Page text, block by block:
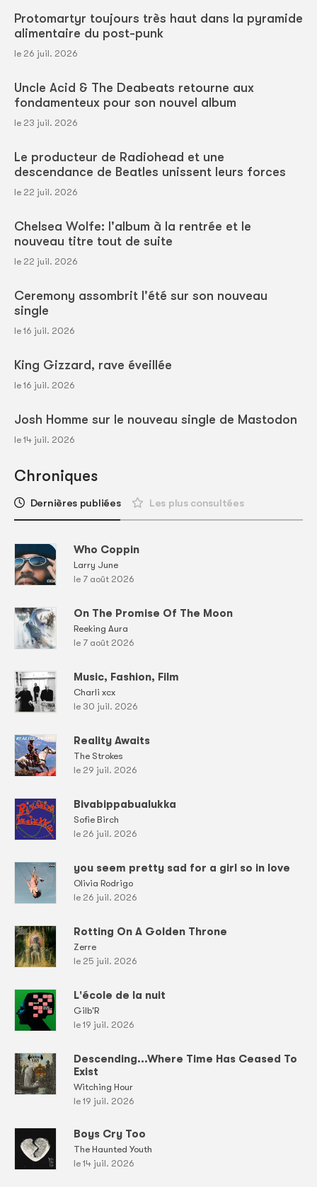
Protomartyr toujours très haut dans la pyramide
alimentaire du post-punk
le 26 juil. 2026
Uncle Acid & The Deabeats retourne aux
fondamenteux pour son nouvel album
le 23 juil. 2026
Le producteur de Radiohead et une
descendance de Beatles unissent leurs forces
le 22 juil. 2026
Chelsea Wolfe: l'album à la rentrée et le
nouveau titre tout de suite
le 22 juil. 2026
Ceremony assombrit l'été sur son nouveau
single
le 16 juil. 2026
King Gizzard, rave éveillée
le 16 juil. 2026
Josh Homme sur le nouveau single de Mastodon
le 14 juil. 2026
Chroniques
Dernières publiées Les plus consultées
Who Coppin
Larry June
le 7 août 2026
On The Promise Of The Moon
Reeking Aura
le 7 août 2026
Music, Fashion, Film
Charli xcx
le 30 juil. 2026
Reality Awaits
The Strokes
le 29 juil. 2026
Bivabippabualukka
Sofie Birch
le 26 juil. 2026
you seem pretty sad for a girl so in love
Olivia Rodrigo
le 26 juil. 2026
Rotting On A Golden Throne
Zerre
le 25 juil. 2026
L'école de la nuit
Gilb'R
le 19 juil. 2026
Descending...Where Time Has Ceased To
Exist
Witching Hour
le 19 juil. 2026
Boys Cry Too
The Haunted Youth
le 14 juil. 2026